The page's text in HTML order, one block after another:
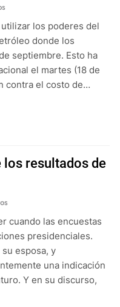
los poderes del
donde los
septiembre. Esto ha
el martes (18 de
contra el costo de…
los resultados de
cuando las encuestas
presidenciales.
esposa, y
una indicación
Y en su discurso,